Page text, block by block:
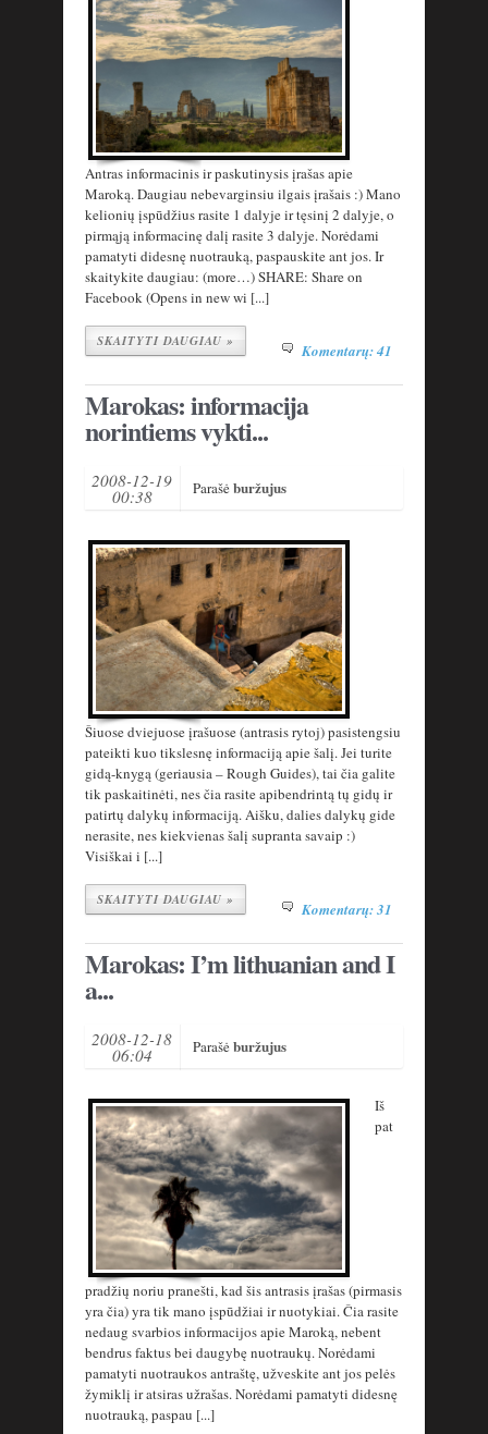
Antras informacinis ir paskutinysis įrašas apie
Maroką. Daugiau nebevarginsiu ilgais įrašais :) Mano
kelionių įspūdžius rasite 1 dalyje ir tęsinį 2 dalyje, o
pirmąją informacinę dalį rasite 3 dalyje. Norėdami
pamatyti didesnę nuotrauką, paspauskite ant jos. Ir
skaitykite daugiau: (more…) SHARE: Share on
Facebook (Opens in new wi [...]
SKAITYTI DAUGIAU » Komentarų: 41
Marokas: informacija
norintiems vykti...
2008-12-19
00:38 Parašėburžujus
Šiuose dviejuose įrašuose (antrasis rytoj) pasistengsiu
pateikti kuo tikslesnę informaciją apie šalį. Jei turite
gidą-knygą (geriausia – Rough Guides), tai čia galite
tik paskaitinėti, nes čia rasite apibendrintą tų gidų ir
patirtų dalykų informaciją. Aišku, dalies dalykų gide
nerasite, nes kiekvienas šalį supranta savaip :)
Visiškai i [...]
SKAITYTI DAUGIAU » Komentarų: 31
Marokas: I’m lithuanian and I
a...
2008-12-18
06:04 Parašėburžujus
Iš
pat
pradžių noriu pranešti, kad šis antrasis įrašas (pirmasis
yra čia) yra tik mano įspūdžiai ir nuotykiai. Čia rasite
nedaug svarbios informacijos apie Maroką, nebent
bendrus faktus bei daugybę nuotraukų. Norėdami
pamatyti nuotraukos antraštę, užveskite ant jos pelės
žymiklį ir atsiras užrašas. Norėdami pamatyti didesnę
nuotrauką, paspau [...]